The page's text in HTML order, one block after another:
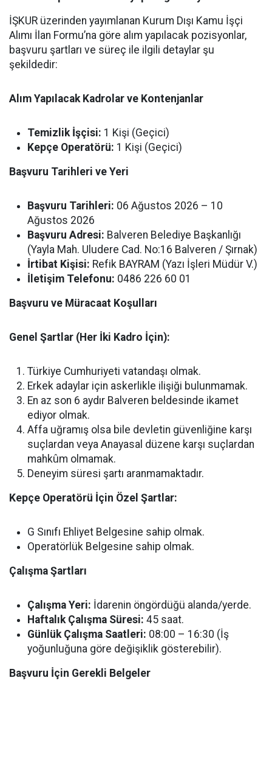
İŞKUR üzerinden yayımlanan Kurum Dışı Kamu İşçi
Alımı İlan Formu’na göre alım yapılacak pozisyonlar,
başvuru şartları ve süreç ile ilgili detaylar şu
şekildedir:
Alım Yapılacak Kadrolar ve Kontenjanlar
Temizlik İşçisi: 1 Kişi (Geçici)
Kepçe Operatörü: 1 Kişi (Geçici)
Başvuru Tarihleri ve Yeri
Başvuru Tarihleri: 06 Ağustos 2026 – 10
Ağustos 2026
Başvuru Adresi: Balveren Belediye Başkanlığı
(Yayla Mah. Uludere Cad. No:16 Balveren / Şırnak)
İrtibat Kişisi: Refik BAYRAM (Yazı İşleri Müdür V.)
İletişim Telefonu: 0486 226 60 01
Başvuru ve Müracaat Koşulları
Genel Şartlar (Her İki Kadro İçin):
Türkiye Cumhuriyeti vatandaşı olmak.
Erkek adaylar için askerlikle ilişiği bulunmamak.
En az son 6 aydır Balveren beldesinde ikamet
ediyor olmak.
Affa uğramış olsa bile devletin güvenliğine karşı
suçlardan veya Anayasal düzene karşı suçlardan
mahkûm olmamak.
Deneyim süresi şartı aranmamaktadır.
Kepçe Operatörü İçin Özel Şartlar:
G Sınıfı Ehliyet Belgesine sahip olmak.
Operatörlük Belgesine sahip olmak.
Çalışma Şartları
Çalışma Yeri: İdarenin öngördüğü alanda/yerde.
Haftalık Çalışma Süresi: 45 saat.
Günlük Çalışma Saatleri: 08:00 – 16:30 (İş
yoğunluğuna göre değişiklik gösterebilir).
Başvuru İçin Gerekli Belgeler